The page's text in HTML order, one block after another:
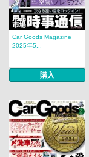
Car Goods Magazine
2025年5...
購入